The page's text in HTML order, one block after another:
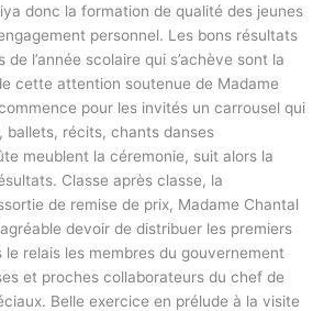
donc la formation de qualité des jeunes
personnel. Les bons résultats
l’année scolaire qui s’achève sont la
cette attention soutenue de Madame
pour les invités un carrousel qui
ballets, récits, chants danses
meublent la céremonie, suit alors la
Classe après classe, la
de remise de prix, Madame Chantal
devoir de distribuer les premiers
le relais les membres du gouvernement
et proches collaborateurs du chef de
Belle exercice en prélude à la visite